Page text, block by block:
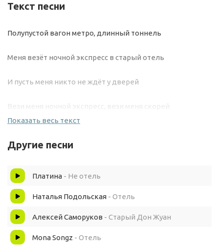
Текст песни
Полупустой вагон метро, длинный тоннель
Меня везёт ночной экспресс в старый отель
И пусть меня никто не ждёт у дверей
Вези меня ночной экспресс, вези меня скорей
Город плывёт в море цветных огней
Город живёт счастьем своих людей
Старый отель, двери свои открой
Старый отель, в полночь меня укрой
Показать весь текст
Другие песни
Платина - Не отель
Наталья Подольская - Отель
Алексей Саморуков - Старый Дон Жуан
Mona Songz - Отель